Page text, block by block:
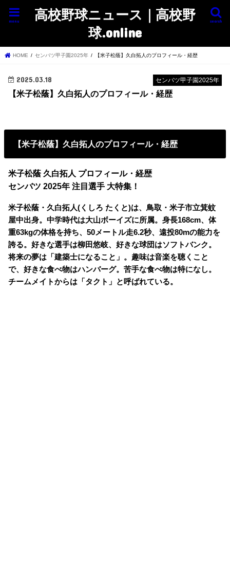
高校野球ニュース｜高校野
球.online
search
menu
HOME センバツ甲子園2025年 【米子松蔭】久白拓人のプロフィール・経歴
センバツ甲子園2025年
2025.03.18
【米子松蔭】久白拓人のプロフィール・経歴
【米子松蔭】久白拓人のプロフィール・経歴
米子松蔭 久白拓人 プロフィール・経歴
センバツ 2025年 注目選手 大特集！
米子松蔭・久白拓人(くしろ たくと)は、鳥取・米子市立箕蚊
屋中出身。中学時代は大山ボーイズに所属。身長168cm、体
重63kgの体格を持ち、50メートル走6.2秒、遠投80mの能力を
誇る。好きな選手は柳田悠岐、好きな球団はソフトバンク。
将来の夢は「建築士になること」。趣味は音楽を聴くこと
で、好きな食べ物はハンバーグ。苦手な食べ物は特になし。
チームメイトからは「タクト」と呼ばれている。